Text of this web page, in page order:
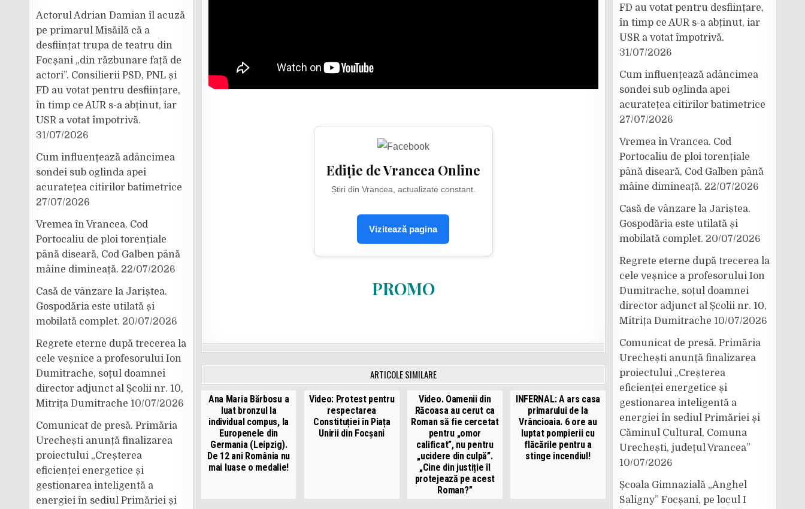
Ediție de Vrancea Online
Știri din Vrancea, actualizate constant.
Vizitează pagina
PROMO
ARTICOLE SIMILARE
Ana Maria Bărbosu a
luat bronzul la
individual compus, la
Europenele din
Germania (Leipzig).
De 12 ani România nu
mai luase o medalie!
Video: Protest pentru
respectarea
Constituției în Piața
Unirii din Focșani
Video. Oamenii din
Răcoasa au cerut ca
Roman să fie cercetat
pentru „omor
calificat”, nu pentru
„ucidere din culpă”.
„Cine din justiție îl
protejează pe acest
Roman?”
INFERNAL: A ars casa
primarului de la
Vrâncioaia. 6 ore au
luptat pompierii cu
flăcările pentru a
stinge incendiul!
Actorul Adrian Damian îl acuză
pe primarul Misăilă că a
desființat trupa de teatru din
Focșani „din răzbunare față de
actori”. Consilierii PSD, PNL și
FD au votat pentru desființare,
în timp ce AUR s-a abținut, iar
USR a votat împotrivă.
31/07/2026
Cum influențează adâncimea
sondei sub oglinda apei
acuratețea citirilor batimetrice
27/07/2026
Vremea în Vrancea. Cod
Portocaliu de ploi torențiale
până diseară, Cod Galben până
mâine dimineață. 22/07/2026
Casă de vânzare la Jariștea.
Gospodăria este utilată și
mobilată complet. 20/07/2026
Regrete eterne după trecerea la
cele veșnice a profesorului Ion
Dumitrache, soțul doamnei
director adjunct al Școlii nr. 10,
Mitrița Dumitrache 10/07/2026
Comunicat de presă. Primăria
Urechești anunță finalizarea
proiectului „Creșterea
eficienței energetice și
gestionarea inteligentă a
energiei în sediul Primăriei și
FD au votat pentru desființare,
în timp ce AUR s-a abținut, iar
USR a votat împotrivă.
31/07/2026
Cum influențează adâncimea
sondei sub oglinda apei
acuratețea citirilor batimetrice
27/07/2026
Vremea în Vrancea. Cod
Portocaliu de ploi torențiale
până diseară, Cod Galben până
mâine dimineață. 22/07/2026
Casă de vânzare la Jariștea.
Gospodăria este utilată și
mobilată complet. 20/07/2026
Regrete eterne după trecerea la
cele veșnice a profesorului Ion
Dumitrache, soțul doamnei
director adjunct al Școlii nr. 10,
Mitrița Dumitrache 10/07/2026
Comunicat de presă. Primăria
Urechești anunță finalizarea
proiectului „Creșterea
eficienței energetice și
gestionarea inteligentă a
energiei în sediul Primăriei și
Căminul Cultural, Comuna
Urechești, județul Vrancea”
10/07/2026
Școala Gimnazială „Anghel
Saligny” Focșani, pe locul I